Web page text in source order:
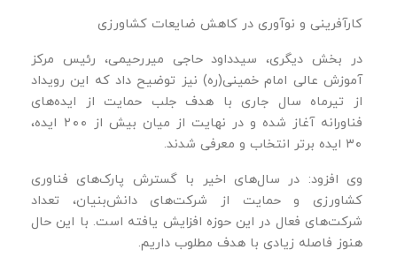
کارآفرینی و نوآوری در کاهش ضایعات کشاورزی
در بخش دیگری، سیدداود حاجی‌ میررحیمی، رئیس مرکز
آموزش عالی امام خمینی(ره) نیز توضیح داد که این رویداد
از تیرماه سال جاری با هدف جلب حمایت از ایده‌های
فناورانه آغاز شده و در نهایت از میان بیش از ۲۰۰ ایده،
۳۰ ایده برتر انتخاب و معرفی شدند.
وی افزود: در سال‌های اخیر با گسترش پارک‌های فناوری
کشاورزی و حمایت از شرکت‌های دانش‌بنیان، تعداد
شرکت‌های فعال در این حوزه افزایش یافته است. با این حال
هنوز فاصله زیادی با هدف مطلوب داریم.